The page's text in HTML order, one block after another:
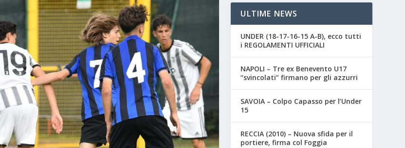
ULTIME NEWS
UNDER (18-17-16-15 A-B), ecco tutti
i REGOLAMENTI UFFICIALI
NAPOLI – Tre ex Benevento U17
“svincolati” firmano per gli azzurri
SAVOIA – Colpo Capasso per l’Under
15
RECCIA (2010) – Nuova sfida per il
portiere, firma col Foggia